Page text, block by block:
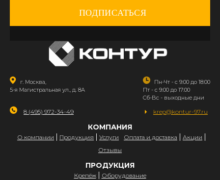
ПОДПИСАТЬСЯ
г. Москва,
5-я Магистральная ул., д. 8А
Пн-Чт - с 9:00 до 18:00
Пт - с 9:00 до 17:00
Сб-Вс - выходные дни
8 (495) 972-34-49 krep@kontur-97.ru
КОМПАНИЯ
О компании Продукция Услуги Оплата и доставка
Акции
Отзывы
ПРОДУКЦИЯ
Крепёж Оборудование